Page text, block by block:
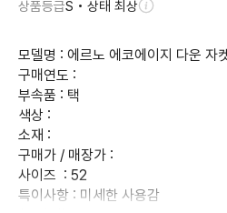
상품등급S • 상태 최상
모델명 : 에르노 에코에이지 다운 자
구매연도 :
부속품 : 택
색상 :
소재 :
구매가 / 매장가 :
사이즈  : 52
특이사항 : 미세한 사용감